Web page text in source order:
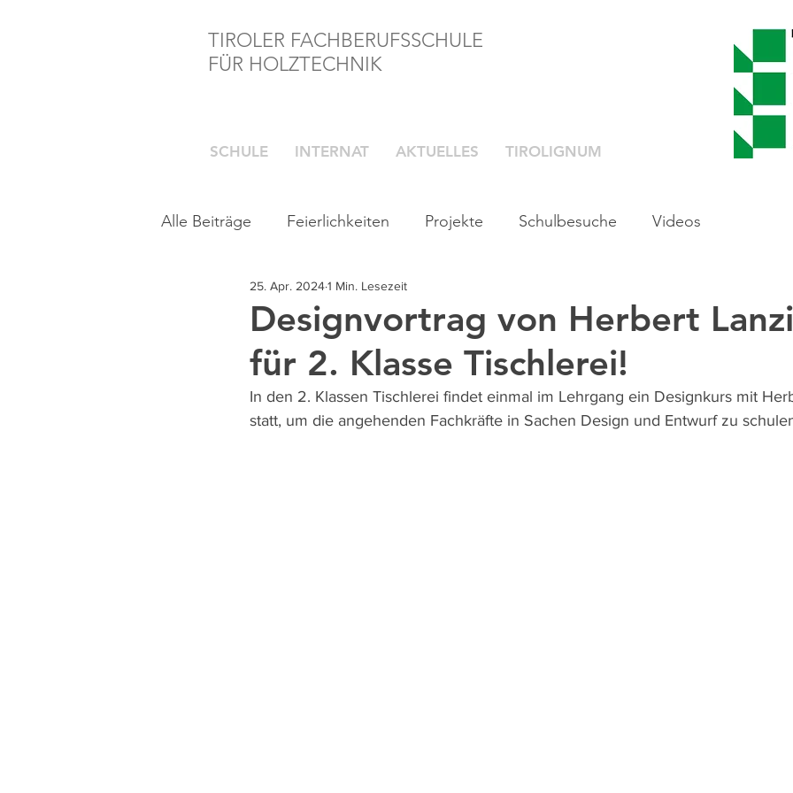
TIROLER FACHBERUFSSCHULE
FÜR HOLZTECHNIK
SCHULE INTERNAT AKTUELLES TIROLIGNUM
Alle Beiträge Feierlichkeiten Projekte Schulbesuche Videos
Designvortrag von Herbert
für 2. Klasse Tischlerei!
25. Apr. 20241 Min. Lesezeit
In den 2. Klassen Tischlerei findet einmal im Lehrgang ein Designkurs mit
statt, um die angehenden Fachkräfte in Sachen Design und Entwurf zu